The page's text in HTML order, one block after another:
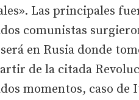
Las principales
comunistas
en Rusia donde
de la citada
momentos, caso